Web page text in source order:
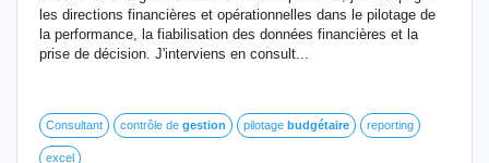
les directions financières et opérationnelles dans le pilotage de
la performance, la fiabilisation des données financières et la
prise de décision. J'interviens en consult...
Consultant contrôle de gestion pilotage budgétaire reporting
excel